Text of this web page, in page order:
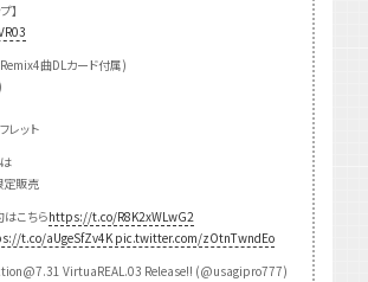
】
曲DLカード付属)
レット
販売
こちらhttps://t.co/R8K2xWLwG2
t.co/aUgeSfZv4K pic.twitter.com/zOtnTwndEo
VirtuaREAL.03 Release!! (@usagipro777)